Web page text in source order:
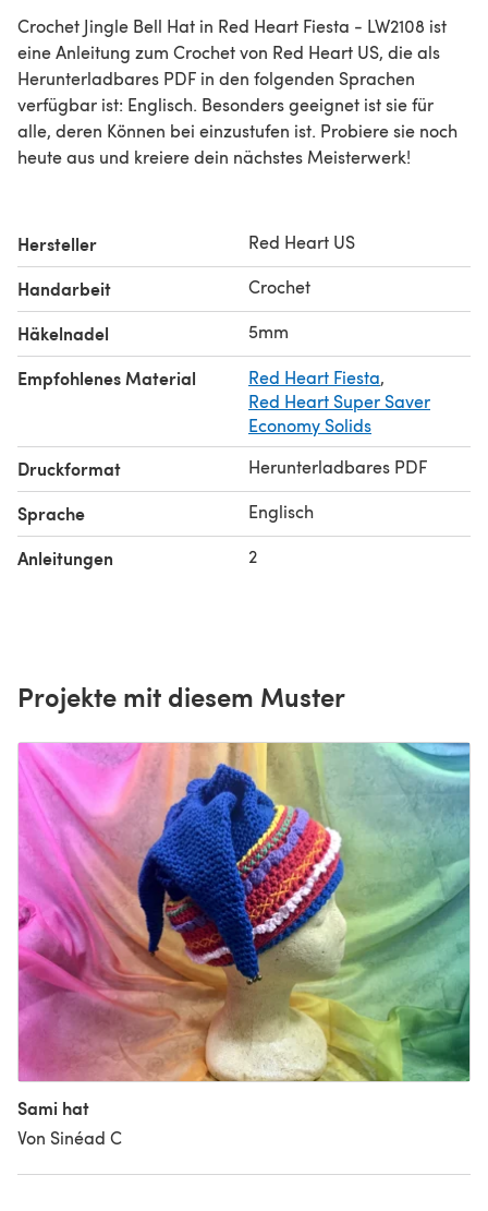
Crochet Jingle Bell Hat in Red Heart Fiesta - LW2108 ist
eine Anleitung zum Crochet von Red Heart US, die als
Herunterladbares PDF in den folgenden Sprachen
verfügbar ist: Englisch. Besonders geeignet ist sie für
alle, deren Können bei einzustufen ist. Probiere sie noch
heute aus und kreiere dein nächstes Meisterwerk!
Hersteller Red Heart US
Handarbeit Crochet
Häkelnadel 5mm
Empfohlenes Material Red Heart Fiesta,
Red Heart Super Saver
Economy Solids
Druckformat Herunterladbares PDF
Sprache Englisch
Anleitungen 2
Projekte mit diesem Muster
Sami hat
Von Sinéad C